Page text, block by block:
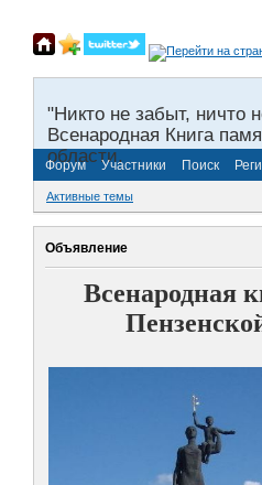
"Никто не забыт, ничто
Всенародная Книга
области.
Форум Участники Поиск
Активные темы
Объявление
Всенародная